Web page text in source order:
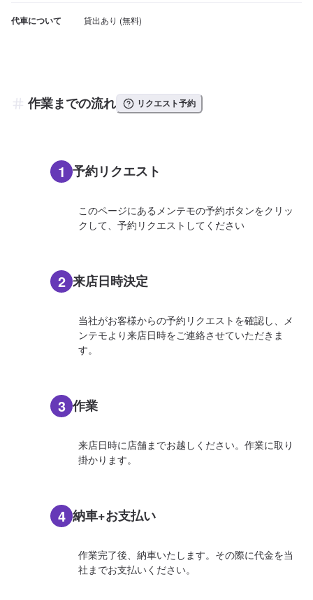
代車について
作業までの流れ リクエスト予約
1 予約リクエスト
このページにあるメンテモの予約ボタンをクリッ
クして、予約リクエストしてください
2 来店日時決定
当社がお客様からの予約リクエストを確認し、メ
ンテモより来店日時をご連絡させていただきま
す。
3 作業
来店日時に店舗までお越しください。作業に取り
掛かります。
4 納車+お支払い
作業完了後、納車いたします。その際に代金を当
社までお支払いください。